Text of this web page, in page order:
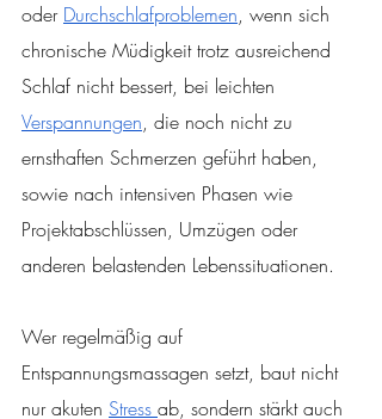
oder Durchschlafproblemen, wenn sich
chronische Müdigkeit trotz ausreichend
Schlaf nicht bessert, bei leichten
Verspannungen, die noch nicht zu
ernsthaften Schmerzen geführt haben,
sowie nach intensiven Phasen wie
Projektabschlüssen, Umzügen oder
anderen belastenden Lebenssituationen.
Wer regelmäßig auf
Entspannungsmassagen setzt, baut nicht
nur akuten Stress ab, sondern stärkt auch